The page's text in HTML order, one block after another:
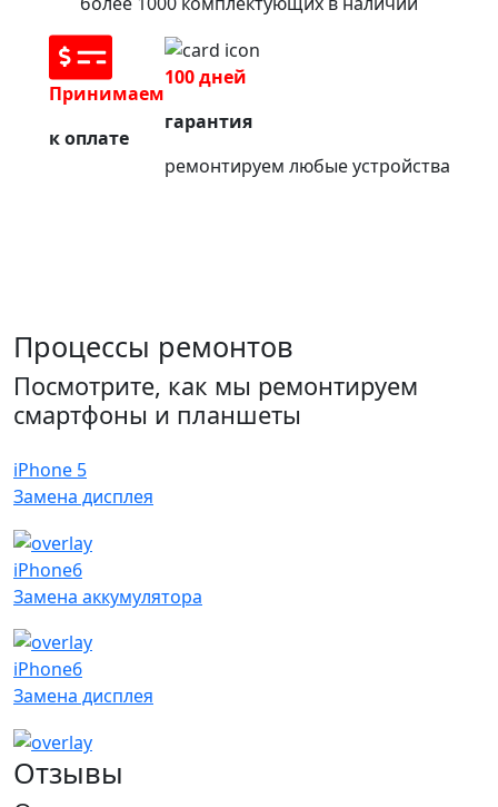
Принимаем
к оплате
100 дней
гарантия
ремонтируем любые устройства
Процессы ремонтов
Посмотрите, как мы ремонтируем
смартфоны и планшеты
iPhone 5
Замена дисплея
iPhone6
Замена аккумулятора
iPhone6
Замена дисплея
Отзывы